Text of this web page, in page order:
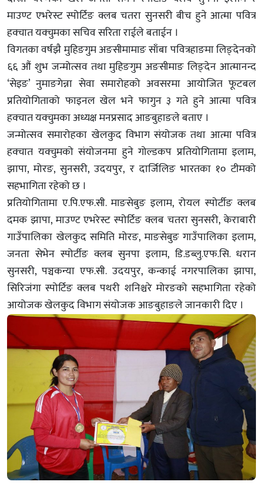
माउण्ट एभरेस्ट स्पोर्टिङ क्लब चतरा सुनसरी बीच हुने आत्मा पवित्र
हक्चात यक्चुमका सचिव सरिता राईले बताईन ।
विगतका वर्षझै मुहिङगुम अङसीमामाङ साँबा पवित्रहाङमा लिङ्देनको
६६ औं शुभ जन्मोत्सव तथा मुहिङगुम अङसीमाङ लिङ्देन आत्मानन्द
‘सेइङ’ नुमाङगेन्ना सेवा समारोहको अवसरमा आयोजित फूटबल
प्रतियोगिताको फाइनल खेल भने फागुन ३ गते हुने आत्मा पवित्र
हक्चात यक्चुमका अध्यक्ष मनप्रसाद आङबुहाङले बताए ।
जन्मोत्सव समारोहका खेलकुद विभाग संयोजक तथा आत्मा पवित्र
हक्चात यक्चुमको संयोजनमा हुने गोल्डकप प्रतियोगितामा इलाम,
झापा, मोरङ, सुनसरी, उदयपुर, र दार्जिलिङ भारतका १० टीमको
सहभागिता रहेको छ ।
प्रतियोगितामा ए.पि.एफ.सी. माङसेबुङ इलाम, रोयल स्पोर्टीङ क्लब
दमक झापा, माउण्ट एभरेस्ट स्पोर्टिङ क्लब चतरा सुनसरी, केराबारी
गाउँपालिका खेलकुद समिति मोरङ, माङसेबुङ गाउँपालिका इलाम,
जनता सेभेन स्पोर्टीङ क्लब सुनपा इलाम, डि.डब्लु.एफ.सि. धरान
सुनसरी, पञ्चकन्या एफ.सी. उदयपुर, कन्काई नगरपालिका झापा,
सिरिजंगा स्पोर्टिङ क्लब पथरी शनिश्चरे मोरङको सहभागिता रहेको
आयोजक खेलकुद विभाग संयोजक आङबुहाङले जानकारी दिए ।